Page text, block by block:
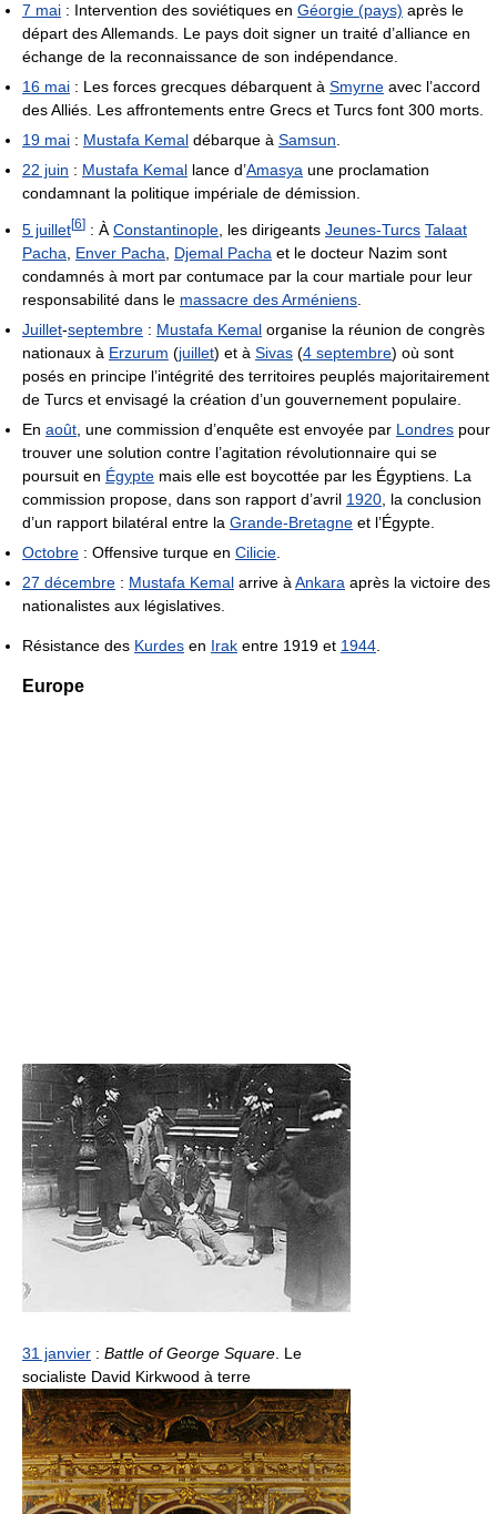
7 mai : Intervention des soviétiques en Géorgie (pays) après le
départ des Allemands. Le pays doit signer un traité d’alliance en
échange de la reconnaissance de son indépendance.
16 mai : Les forces grecques débarquent à Smyrne avec l’accord
des Alliés. Les affrontements entre Grecs et Turcs font 300 morts.
19 mai : Mustafa Kemal débarque à Samsun
22 juin : Mustafa Kemal lance d’Amasya une proclamation
condamnant la politique impériale de démission.
5 juillet[6] : À Constantinople , les dirigeants Jeunes-Turcs Talaat
Pacha
Enver Pacha Djemal Pacha et le docteur Nazim sont
condamnés à mort par contumace par la cour martiale pour leur
responsabilité dans le massacre des Arméniens
Juillet-septembre : Mustafa Kemal organise la réunion de congrès
nationaux à Erzurum (juillet) et à Sivas (4 septembre) où sont
posés en principe l’intégrité des territoires peuplés majoritairement
de Turcs et envisagé la création d’un gouvernement populaire.
En août , une commission d’enquête est envoyée par Londres pour
trouver une solution contre l’agitation révolutionnaire qui se
poursuit en Égypte mais elle est boycottée par les Égyptiens. La
commission propose, dans son rapport d’avril 1920 , la conclusion
d’un rapport bilatéral entre la Grande-Bretagne et l’Égypte.
Octobre : Offensive turque en Cilicie
27 décembre : Mustafa Kemal arrive à Ankara après la victoire des
nationalistes aux législatives.
Résistance des Kurdes en Irak entre 1919 et 1944
Europe
31 janvier : Battle of George Square . Le
socialiste David Kirkwood à terre